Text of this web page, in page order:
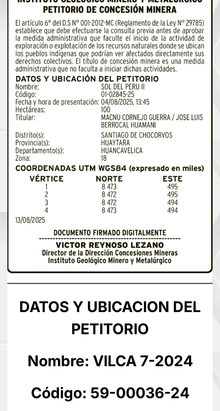
DATOS Y UBICACION DEL
PETITORIO
Nombre: VILCA 7-2024
Código: 59-00036-24